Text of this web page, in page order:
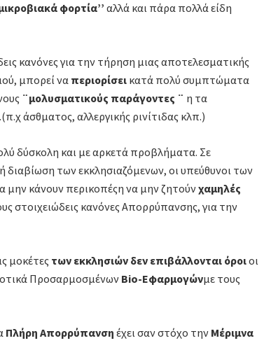
φορτία’’αλλά και πάρα πολλά είδη
κανόνες για την τήρηση μιας αποτελεσματικής
μπορεί να περιορίσει κατά πολύ συμπτώματα
¨μολυσματικούς παράγοντες ¨ η τα
άσθματος, αλλεργικής ρινίτιδας κλπ.)
δύσκολη και με αρκετά προβλήματα. Σε
των εκκλησιαζόμενων, οι υπεύθυνοι των
μην κάνουν περικοπέςη να μην ζητούνχαμηλές
στοιχειώδεις κανόνες Απορρύπανσης, για την
μοκέτες των εκκλησιών δεν επιβάλλονται όροιοι
Προσαρμοσμένων Bio-Εφαρμογώνμε τους
Πλήρη Απορρύπανση έχει σαν στόχο την Μέριμνα